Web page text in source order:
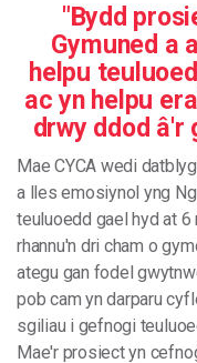
"Bydd
Gymuned a
helpu
acyn helpu
drwy ddod â'r
Mae CYCA wedi
a lles emosiynol yng
teuluoedd gael hyd at 6
rhannu'n dri cham o
ategu gan fodel
pob cam yn darparu
sgiliau i gefnogi
Mae'r prosiectyn